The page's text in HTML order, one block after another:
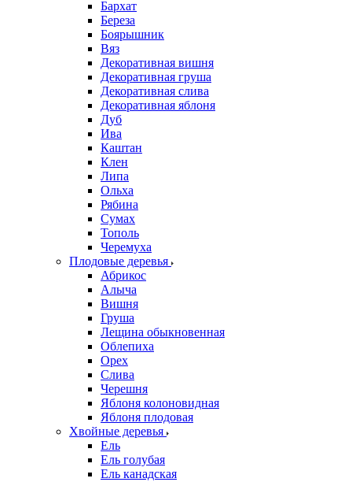
Бархат
Береза
Боярышник
Вяз
Декоративная вишня
Декоративная груша
Декоративная слива
Декоративная яблоня
Дуб
Ива
Каштан
Клен
Липа
Ольха
Рябина
Сумах
Тополь
Черемуха
Плодовые деревья
Абрикос
Алыча
Вишня
Груша
Лещина обыкновенная
Облепиха
Орех
Слива
Черешня
Яблоня колоновидная
Яблоня плодовая
Хвойные деревья
Ель
Ель голубая
Ель канадская